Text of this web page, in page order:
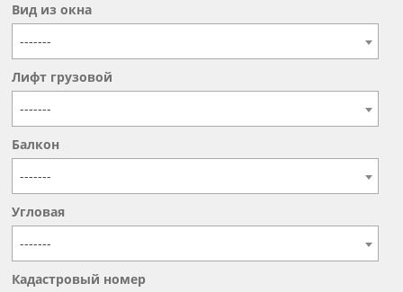
Вид из окна
-------
Лифт грузовой
-------
Балкон
-------
Угловая
-------
Кадастровый номер